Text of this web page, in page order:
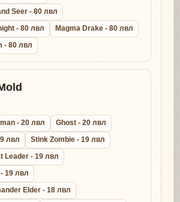
Seer - 80 лвл
- 80 лвл
Magma Drake - 80 лвл
- 80 лвл
- 20 лвл
Ghost - 20 лвл
лвл
Stink Zombie - 19 лвл
Leader - 19 лвл
19 лвл
Elder - 18 лвл